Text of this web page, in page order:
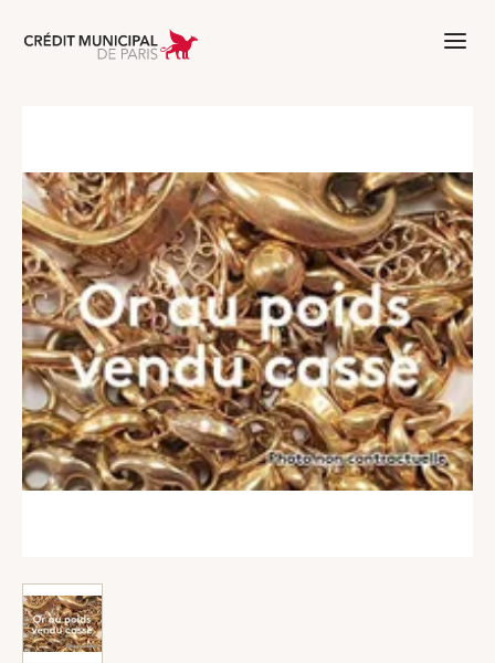
Aller à l'accueil de Crédit Municipal